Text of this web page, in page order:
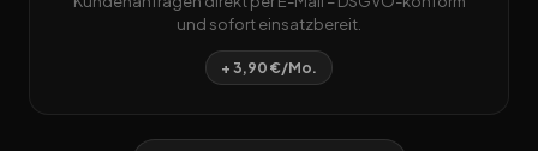
und sofort einsatzbereit.
+ 3,90 €/Mo.